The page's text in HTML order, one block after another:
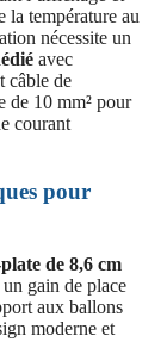
la température au
nécessite un
avec
câble de
de 10 mm² pour
courant
pour
de 8,6 cm
gain de place
aux ballons
moderne et